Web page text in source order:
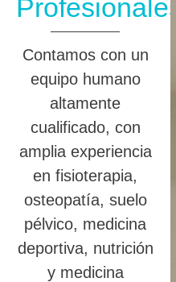
Profesionales
Contamos con un
equipo humano
altamente
cualificado, con
amplia experiencia
en fisioterapia,
osteopatía, suelo
pélvico, medicina
deportiva, nutrición
y medicina